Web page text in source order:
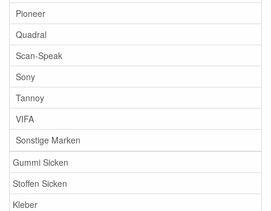
Pioneer
Quadral
Scan-Speak
Sony
Tannoy
VIFA
Sonstige Marken
Gummi Sicken
Stoffen Sicken
Kleber